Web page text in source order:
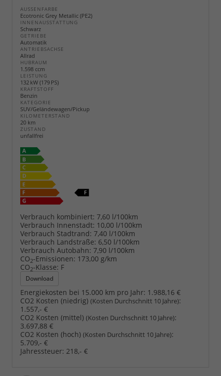
AUSSENFARBE
Ecotronic Grey Metallic (PE2)
INNENAUSSTATTUNG
Schwarz
GETRIEBE
Automatik
ANTRIEBSACHSE
Allrad
HUBRAUM
1.598 ccm
LEISTUNG
132 kW (179 PS)
KRAFTSTOFF
Benzin
KATEGORIE
SUV/Geländewagen/Pickup
KILOMETERSTAND
20 km
ZUSTAND
unfallfrei
Verbrauch kombiniert: 7,60 l/100km
Verbrauch Innenstadt: 10,00 l/100km
Verbrauch Stadtrand: 7,40 l/100km
Verbrauch Landstraße: 6,50 l/100km
Verbrauch Autobahn: 7,90 l/100km
CO2-Emissionen: 173,00 g/km
CO2-Klasse: F
Download
Energiekosten bei 15.000 km pro Jahr: 1.988,16 €
CO2 Kosten (niedrig) (Kosten Durchschnitt 10 Jahre):
1.557,- €
CO2 Kosten (mittel) (Kosten Durchschnitt 10 Jahre):
3.697,88 €
CO2 Kosten (hoch) (Kosten Durchschnitt 10 Jahre):
5.709,- €
Jahressteuer: 218,- €